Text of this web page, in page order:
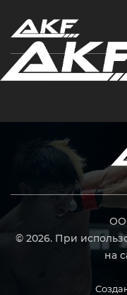
© 2026. При
на
Нажмите Enter для